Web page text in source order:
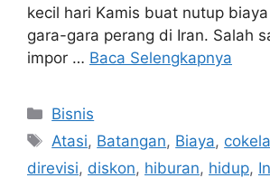
kecil hari Kamis buat nutup
gara-gara perang di Iran. Salah
impor … Baca Selengkapnya
Kategori
Bisnis
Tag
Atasi, Batangan, Biaya,
direvisi, diskon, hiburan, hidup,